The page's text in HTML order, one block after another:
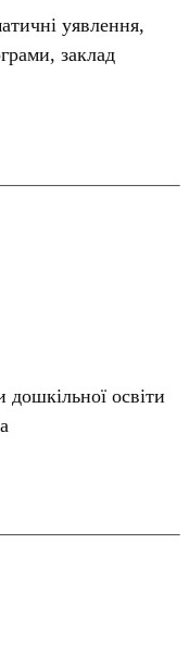
уявлення,
заклад
дошкільної освіти